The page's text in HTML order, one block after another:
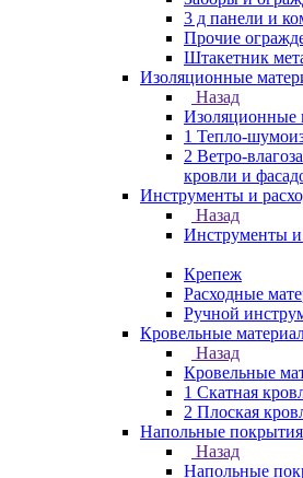
3 д панели и
Прочие
Штакетник
Изоляционные
Назад
Изоляционные
1 Тепло-
2 Ветро-
кровли и
Инструменты и
Назад
Инструменты и
Крепеж
Расходные
Ручной
Кровельные
Назад
Кровельные
1 Скатная
2 Плоская
Напольные покрытия
Назад
Напольные